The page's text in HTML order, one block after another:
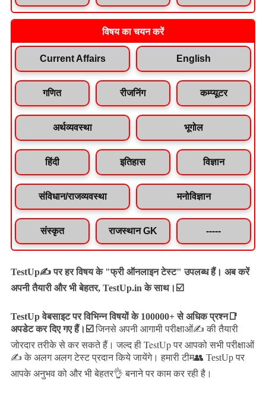
विषय का चयन करें
Current Affairs English
गणित रीजनिंग कम्प्यूटर
अर्थव्यवस्था भूगोल
हिंदी इतिहास विज्ञान
संविधान/राजव्यवस्था मनोविज्ञान
संस्कृत राजस्थान GK -----
TestUp✍️ पर हर विषय के "फ्री ऑनलाइन टेस्ट" उपलब्ध हैं। अब करें
अपनी तैयारी और भी बेहतर, TestUp.in के साथ।☑️
TestUp वेबसाइट पर विभिन्न विषयों के 100000+ से अधिक प्रश्न📑
अपडेट कर दिए गए हैं। ☑️ जिनसे अपनी आगामी परीक्षाओं✍️ की तैयारी
जोरदार तरीके से कर सकते हैं।जल्द ही TestUp पर आपको सभी परीक्षाओं
✍️ के अलग अलग टेस्ट प्रदान किये जायेंगे। हमारी टीम👥 TestUp पर
आपके अनुभव को और भी बेहतर👌 बनाने पर काम कर रही है।